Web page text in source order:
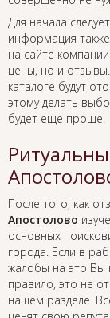
Для начала
информация
на сайте
цены, но и
каталоге будут
этому делать
будет еще проще.
После того, как
Апостолово
основных
города. Если в
жалобы на это Вы
правило, это не
нашем разделе.